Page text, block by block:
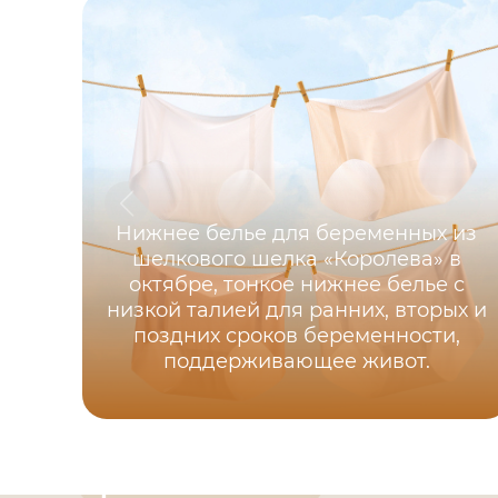
Нижнее белье для беременных из
шелкового шелка «Королева» в
октябре, тонкое нижнее белье с
низкой талией для ранних, вторых и
поздних сроков беременности,
поддерживающее живот.